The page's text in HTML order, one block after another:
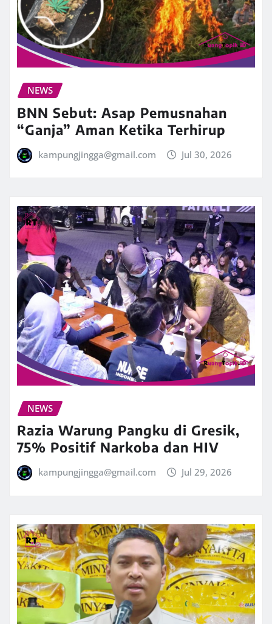
NEWS
BNN Sebut: Asap Pemusnahan
“Ganja” Aman Ketika Terhirup
kampungjingga@gmail.com Jul 30, 2026
NEWS
Razia Warung Pangku di Gresik,
75% Positif Narkoba dan HIV
kampungjingga@gmail.com Jul 29, 2026